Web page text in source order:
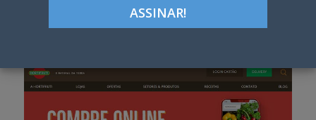
e
Google+